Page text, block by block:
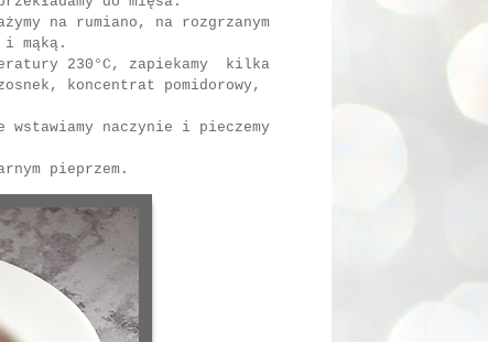
na rumiano, na rozgrzanym
i mąką.
230°C, zapiekamy kilka
koncentrat pomidorowy,
wstawiamy naczynie i pieczemy
pieprzem.